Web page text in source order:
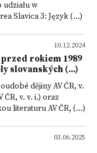
w
Slavica 3: Język (...)
10.12.2024
rokiem 1989
slovanských (...)
dějiny AV ČR, v.
v. v. i.) oraz
literaturu AV ČR, (...)
03.06.2025